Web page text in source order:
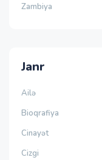
Zambiya
Janr
Ailə
Bioqrafiya
Cinayət
Cizgi